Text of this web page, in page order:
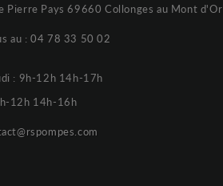
Pierre Pays 69660 Collonges au Mont d'Or
au :04 78 33 50 02
: 9h-12h 14h-17h
12h 14h-16h